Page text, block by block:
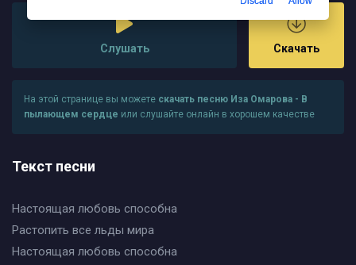
Слушать Скачать
На этой странице вы можете скачать песню Иза Омарова - В
пылающем сердце или слушайте онлайн в хорошем качестве
Текст песни
Настоящая любовь способна
Растопить все льды мира
Настоящая любовь способна